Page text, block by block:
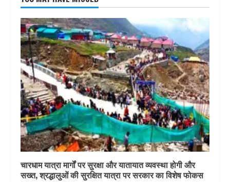
चारधाम यात्रा मार्गों पर सुरक्षा और यातायात व्यवस्था होगी और
सख्त, श्रद्धालुओं की सुरक्षित यात्रा पर सरकार का विशेष फोकस